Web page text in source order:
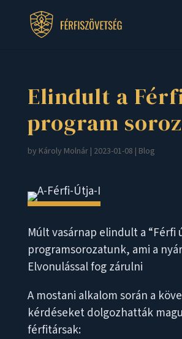
Elindult a
program
by Károly Molnár| 2023-01-08 | Blog
Múlt vasárnap elindult a “Férfi
programsorozatunk, ami a
Elvonulással fog zárulni
A mostani alkalom során a
kérdéseket dolgozhatták
férfitársak: